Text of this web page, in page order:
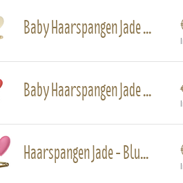
Baby Haarspangen Jade ...
Baby Haarspangen Jade ...
Haarspangen Jade - Blu...